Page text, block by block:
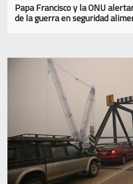
Papa Francisco y la ONU
de la guerra en seguridad